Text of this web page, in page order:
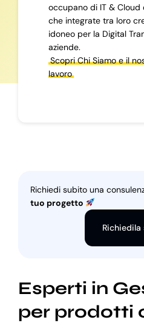
occupano di IT & Cloud
che integrate tra loro
idoneo per la Digital
aziende.
Scopri Chi Siamo e il
lavoro
Richiedi subito una
tuo progetto
Esperti in
per prodotti